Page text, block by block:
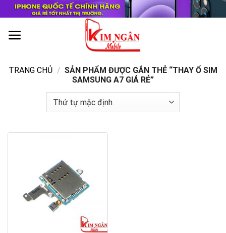
Skip
to
content
TRANG CHỦ / SẢN PHẨM ĐƯỢC GẮN THẺ “THAY Ổ SIM
SAMSUNG A7 GIÁ RẺ”